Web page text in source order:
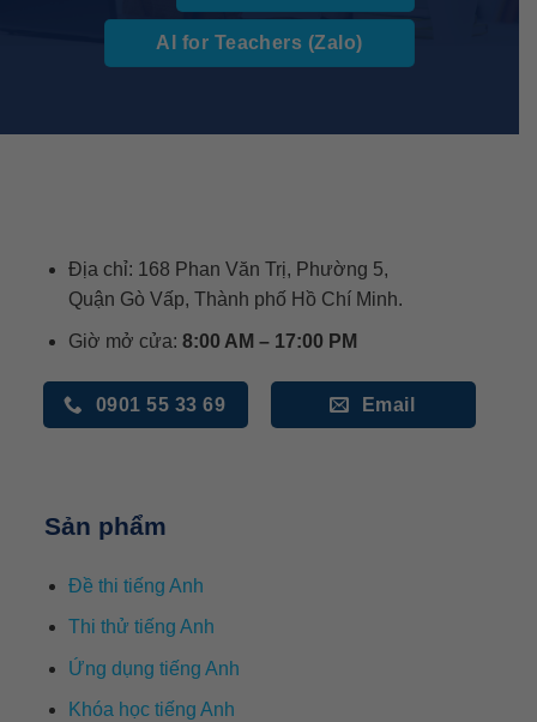
AI for Teachers (Zalo)
Địa chỉ: 168 Phan Văn Trị, Phường 5,
Quận Gò Vấp, Thành phố Hồ Chí Minh.
Giờ mở cửa:8:00 AM – 17:00 PM
0901 55 33 69 Email
Sản phẩm
Đề thi tiếng Anh
Thi thử tiếng Anh
Ứng dụng tiếng Anh
Khóa học tiếng Anh